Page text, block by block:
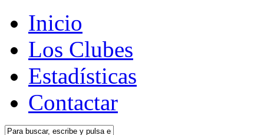
Inicio
Los Clubes
Estadísticas
Contactar